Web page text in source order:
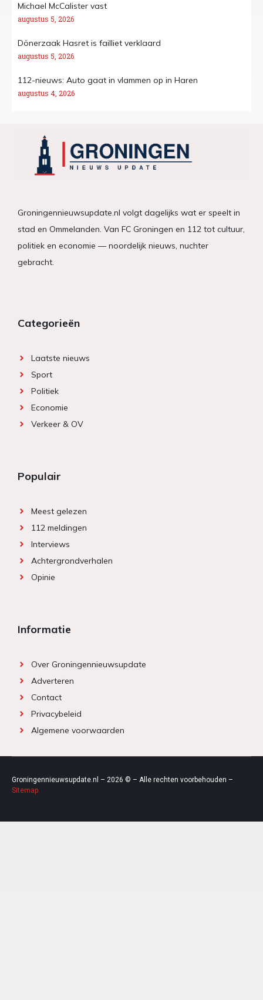
Michael McCalister vast
augustus 5, 2026
Dönerzaak Hasret is failliet verklaard
augustus 5, 2026
112-nieuws: Auto gaat in vlammen op in Haren
augustus 4, 2026
Groningennieuwsupdate.nl volgt dagelijks wat er speelt in
stad en Ommelanden. Van FC Groningen en 112 tot cultuur,
politiek en economie — noordelijk nieuws, nuchter
gebracht.
Categorieën
Laatste nieuws
Sport
Politiek
Economie
Verkeer & OV
Populair
Meest gelezen
112 meldingen
Interviews
Achtergrondverhalen
Opinie
Informatie
Over Groningennieuwsupdate
Adverteren
Contact
Privacybeleid
Algemene voorwaarden
Groningennieuwsupdate.nl – 2026 © – Alle rechten voorbehouden –
Sitemap